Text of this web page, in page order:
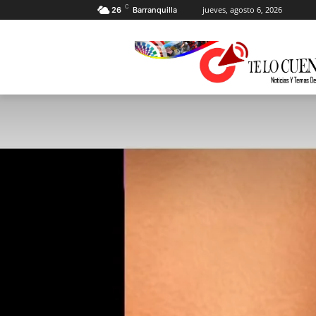
26 C Barranquilla jueves, agosto 6, 2026